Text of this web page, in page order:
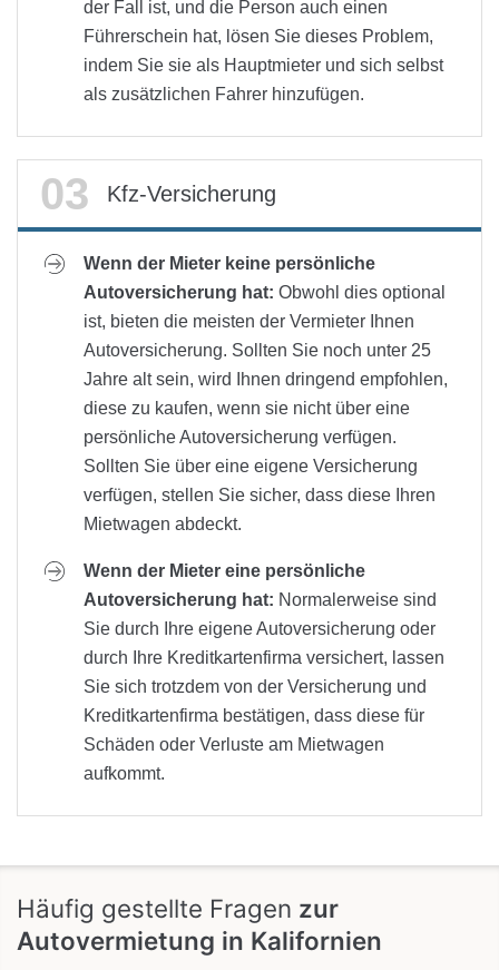
der Fall ist, und die Person auch einen
Führerschein hat, lösen Sie dieses Problem,
indem Sie sie als Hauptmieter und sich selbst
als zusätzlichen Fahrer hinzufügen.
Kfz-Versicherung
Wenn der Mieter keine persönliche
Autoversicherung hat: Obwohl dies optional
ist, bieten die meisten der Vermieter Ihnen
Autoversicherung. Sollten Sie noch unter 25
Jahre alt sein, wird Ihnen dringend empfohlen,
diese zu kaufen, wenn sie nicht über eine
persönliche Autoversicherung verfügen.
Sollten Sie über eine eigene Versicherung
verfügen, stellen Sie sicher, dass diese Ihren
Mietwagen abdeckt.
Wenn der Mieter eine persönliche
Autoversicherung hat: Normalerweise sind
Sie durch Ihre eigene Autoversicherung oder
durch Ihre Kreditkartenfirma versichert, lassen
Sie sich trotzdem von der Versicherung und
Kreditkartenfirma bestätigen, dass diese für
Schäden oder Verluste am Mietwagen
aufkommt.
Häufig gestellte Fragen zur
Autovermietung in Kalifornien